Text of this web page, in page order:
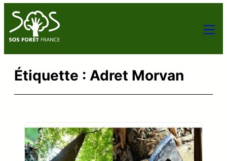
Aller
au
contenu
Étiquette : Adret Morvan